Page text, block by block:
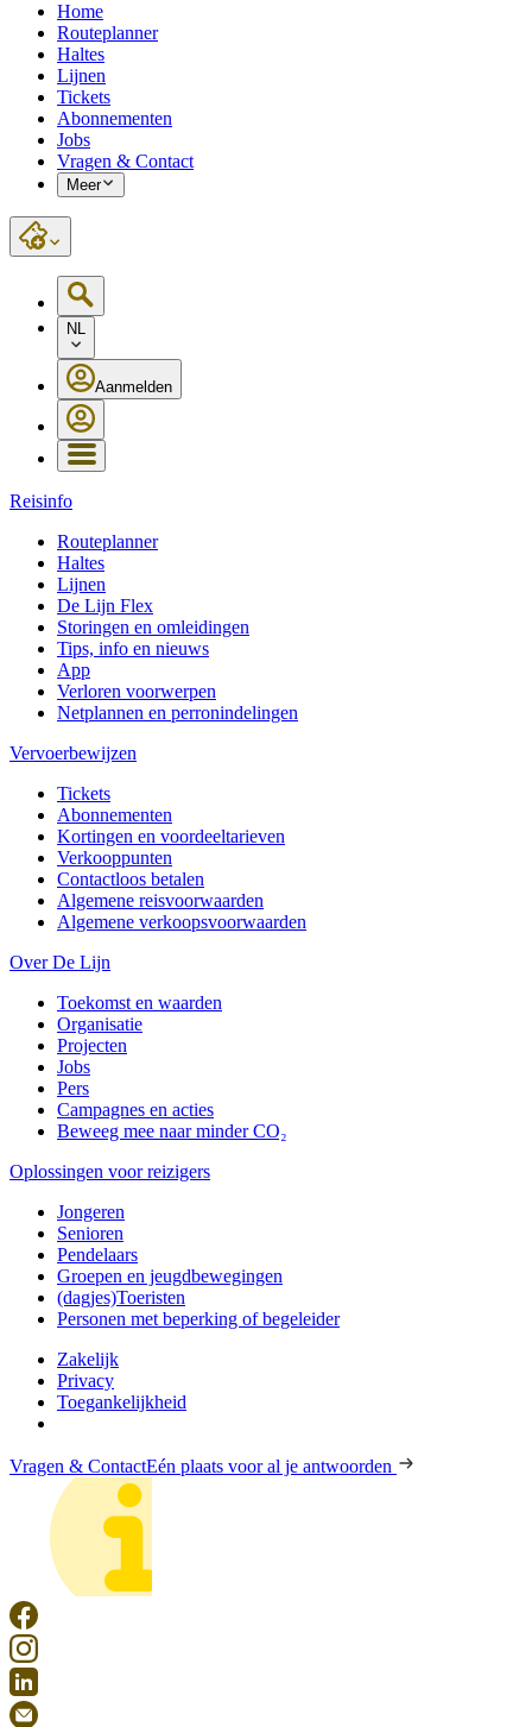
Home
Routeplanner
Haltes
Lijnen
Tickets
Abonnementen
Jobs
Vragen & Contact
Meer
NL
Aanmelden
Reisinfo
Routeplanner
Haltes
Lijnen
De Lijn Flex
Storingen en omleidingen
Tips, info en nieuws
App
Verloren voorwerpen
Netplannen en perronindelingen
Vervoerbewijzen
Tickets
Abonnementen
Kortingen en voordeeltarieven
Verkooppunten
Contactloos betalen
Algemene reisvoorwaarden
Algemene verkoopsvoorwaarden
Over De Lijn
Toekomst en waarden
Organisatie
Projecten
Jobs
Pers
Campagnes en acties
Beweeg mee naar minder CO₂
Oplossingen voor reizigers
Jongeren
Senioren
Pendelaars
Groepen en jeugdbewegingen
(dagjes)Toeristen
Personen met beperking of begeleider
Zakelijk
Privacy
Toegankelijkheid
Vragen & ContactEén plaats voor al je antwoorden